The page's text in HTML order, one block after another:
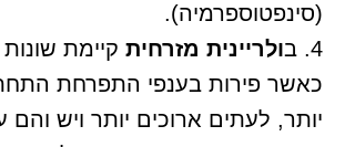
(סינפטוספרמיה).
4. ב
ולריינית מזרחית קיימת
כאשר פירות בענפי התפרחת
יותר, לעתים ארוכים יותר ויש